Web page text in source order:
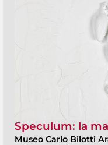
Speculum: la
Museo Carlo Bilotti